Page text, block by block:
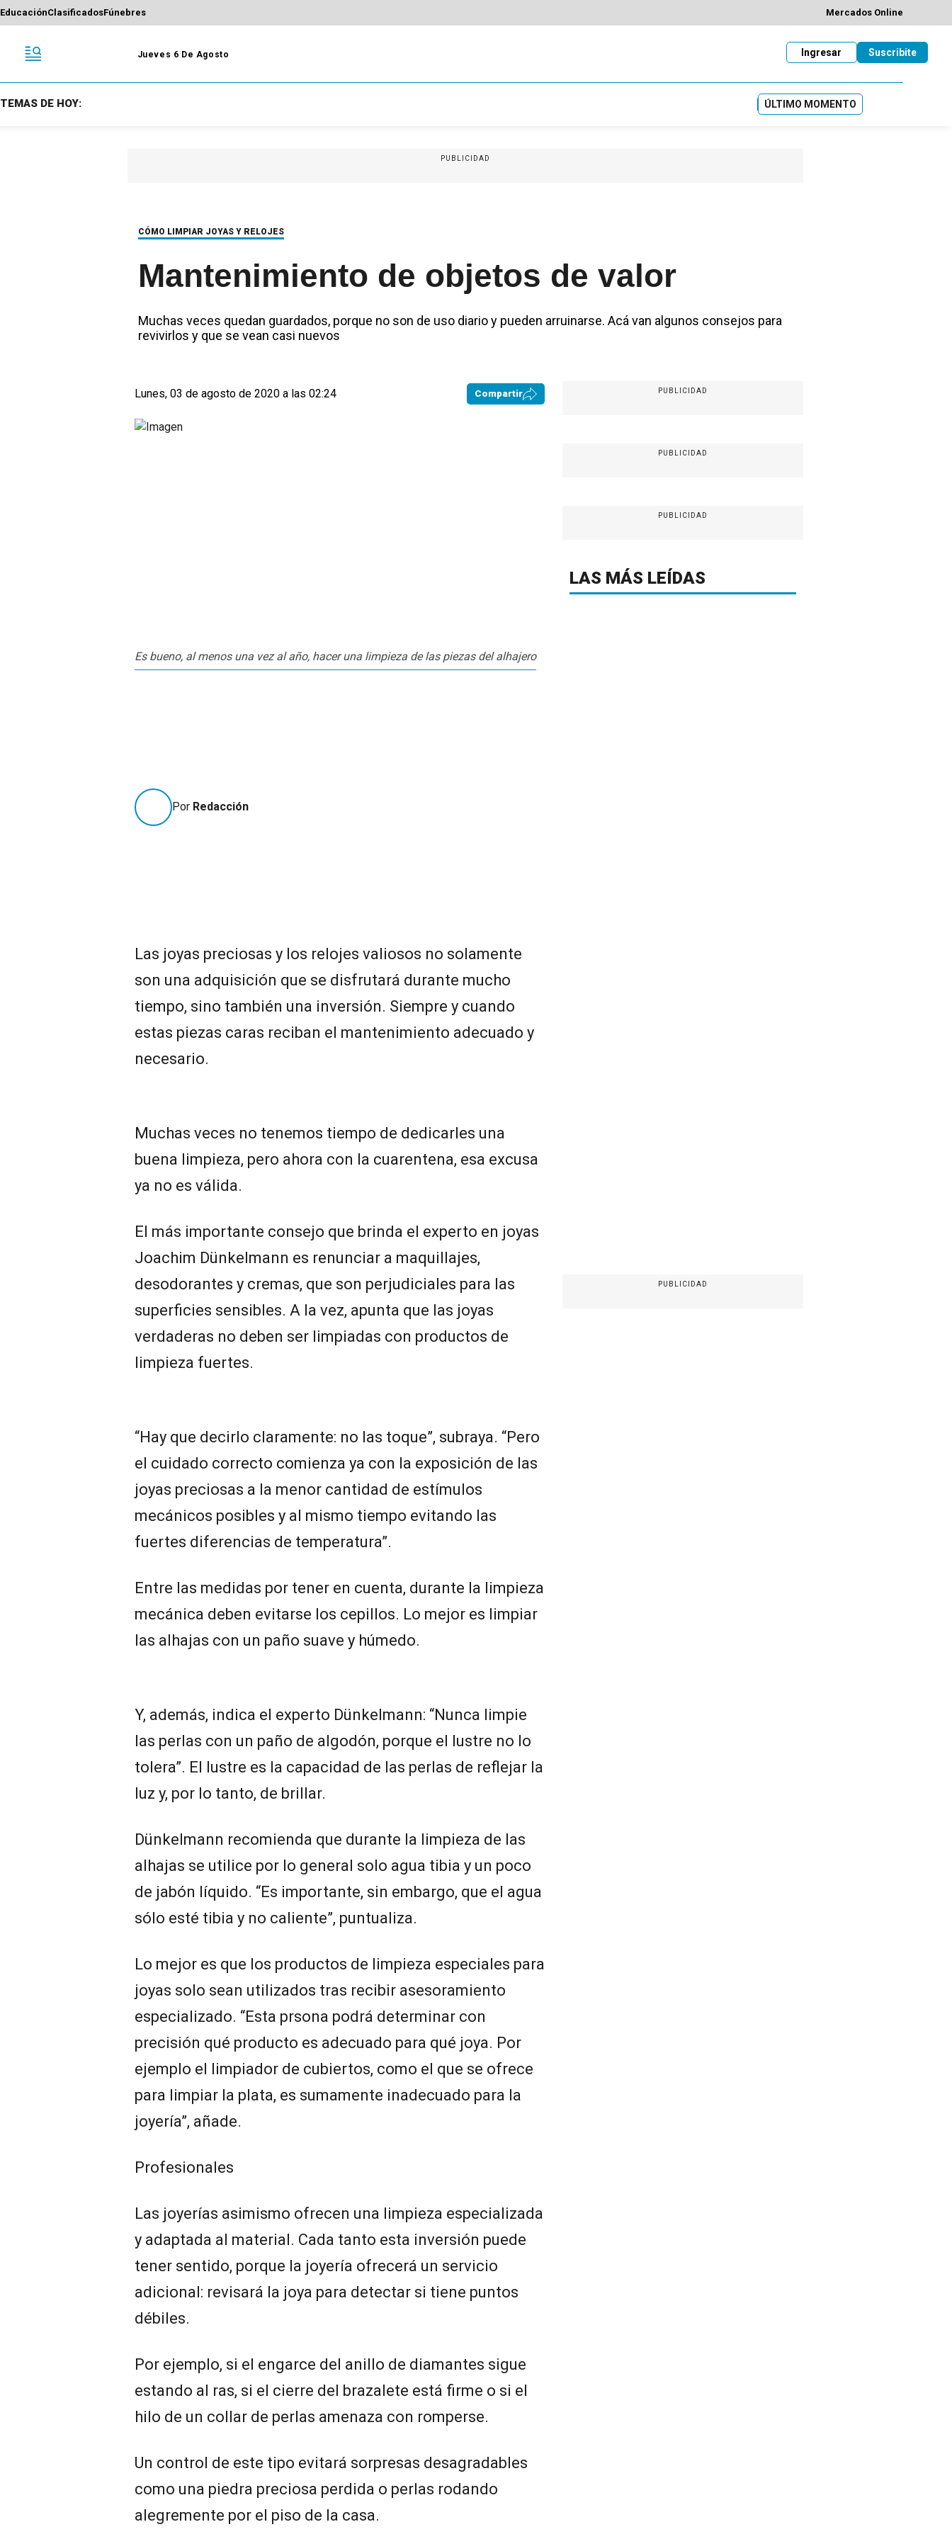
EducaciónClasificadosFúnebres Mercados Online
Jueves 6 De Agosto Suscribite
Ingresar
TEMAS DE HOY: ÚLTIMO MOMENTO
PUBLICIDAD
CÓMO LIMPIAR JOYAS Y RELOJES
Mantenimiento de objetos de valor
Muchas veces quedan guardados, porque no son de uso diario y pueden arruinarse. Acá van algunos consejos para
revivirlos y que se vean casi nuevos
Lunes, 03 de agosto de 2020 a las 02:24 Compartir
Es bueno, al menos una vez al año, hacer una limpieza de las piezas del alhajero
Por Redacción
Las joyas preciosas y los relojes valiosos no solamente
son una adquisición que se disfrutará durante mucho
tiempo, sino también una inversión. Siempre y cuando
estas piezas caras reciban el mantenimiento adecuado y
necesario.
Muchas veces no tenemos tiempo de dedicarles una
buena limpieza, pero ahora con la cuarentena, esa excusa
ya no es válida.
El más importante consejo que brinda el experto en joyas
Joachim Dünkelmann es renunciar a maquillajes,
desodorantes y cremas, que son perjudiciales para las
superficies sensibles. A la vez, apunta que las joyas
verdaderas no deben ser limpiadas con productos de
limpieza fuertes.
“Hay que decirlo claramente: no las toque”, subraya. “Pero
el cuidado correcto comienza ya con la exposición de las
joyas preciosas a la menor cantidad de estímulos
mecánicos posibles y al mismo tiempo evitando las
fuertes diferencias de temperatura”.
Entre las medidas por tener en cuenta, durante la limpieza
mecánica deben evitarse los cepillos. Lo mejor es limpiar
las alhajas con un paño suave y húmedo.
Y, además, indica el experto Dünkelmann: “Nunca limpie
las perlas con un paño de algodón, porque el lustre no lo
tolera”. El lustre es la capacidad de las perlas de reflejar la
luz y, por lo tanto, de brillar.
Dünkelmann recomienda que durante la limpieza de las
alhajas se utilice por lo general solo agua tibia y un poco
de jabón líquido. “Es importante, sin embargo, que el agua
sólo esté tibia y no caliente”, puntualiza.
Lo mejor es que los productos de limpieza especiales para
joyas solo sean utilizados tras recibir asesoramiento
especializado. “Esta prsona podrá determinar con
precisión qué producto es adecuado para qué joya. Por
ejemplo el limpiador de cubiertos, como el que se ofrece
para limpiar la plata, es sumamente inadecuado para la
joyería”, añade.
Profesionales
Las joyerías asimismo ofrecen una limpieza especializada
y adaptada al material. Cada tanto esta inversión puede
tener sentido, porque la joyería ofrecerá un servicio
adicional: revisará la joya para detectar si tiene puntos
débiles.
Por ejemplo, si el engarce del anillo de diamantes sigue
estando al ras, si el cierre del brazalete está firme o si el
hilo de un collar de perlas amenaza con romperse.
Un control de este tipo evitará sorpresas desagradables
como una piedra preciosa perdida o perlas rodando
alegremente por el piso de la casa.
PUBLICIDAD
PUBLICIDAD
PUBLICIDAD
LAS MÁS LEÍDAS
PUBLICIDAD